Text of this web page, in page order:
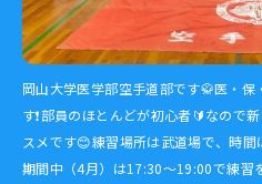
岡山大学医学部空手道部です🥋医・
す❗️部員のほとんどが初心者🔰なので
スメです😊練習場所は武道場で、時
期間中（4月）は17:30〜19:00で練習